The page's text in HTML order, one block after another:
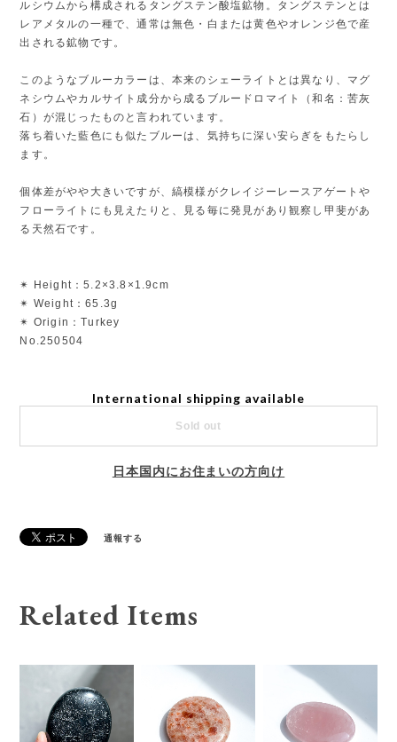
ルシウムから構成されるタングステン酸塩鉱物。タングステンとは
レアメタルの一種で、通常は無色・白または黄色やオレンジ色で産
出される鉱物です。
このようなブルーカラーは、本来のシェーライトとは異なり、マグ
ネシウムやカルサイト成分から成るブルードロマイト（和名：苦灰
石）が混じったものと言われています。
落ち着いた藍色にも似たブルーは、気持ちに深い安らぎをもたらし
ます。
個体差がやや大きいですが、縞模様がクレイジーレースアゲートや
フローライトにも見えたりと、見る毎に発見があり観察し甲斐があ
る天然石です。
✴︎ Height：5.2×3.8×1.9cm
✴︎ Weight：65.3g
✴︎ Origin：Turkey
No.250504
International shipping available
Sold out
日本国内にお住まいの方向け
通報する
Related Items